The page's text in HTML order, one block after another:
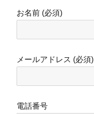
お名前 (必須)
メールアドレス (必須)
電話番号